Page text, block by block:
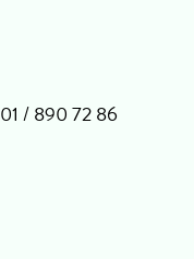
01 / 890 72 86